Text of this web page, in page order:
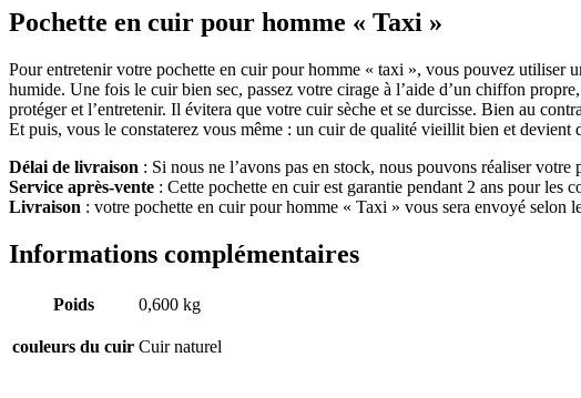
Pochette en cuir pour homme « Taxi »
Pour entretenir votre pochette en cuir pour homme « taxi », vous pouvez utiliser
humide. Une fois le cuir bien sec, passez votre cirage à l’aide d’un chiffon
protéger et l’entretenir. Il évitera que votre cuir sèche et se durcisse. Bien au
Et puis, vous le constaterez vous même : un cuir de qualité vieillit bien et devient
Délai de livraison : Si nous ne l’avons pas en stock, nous pouvons réaliser
Service après-vente : Cette pochette en cuir est garantie pendant 2 ans pour les
Livraison : votre pochette en cuir pour homme « Taxi » vous sera envoyé selon
Informations complémentaires
Poids 0,600 kg
couleurs du cuir Cuir naturel